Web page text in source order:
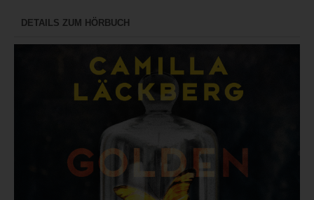
DETAILS ZUM HÖRBUCH